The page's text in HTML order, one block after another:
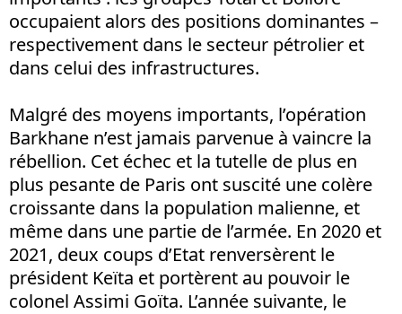
occupaient alors des positions dominantes –
respectivement dans le secteur pétrolier et
dans celui des infrastructures.
Malgré des moyens importants, l’opération
Barkhane n’est jamais parvenue à vaincre la
rébellion. Cet échec et la tutelle de plus en
plus pesante de Paris ont suscité une colère
croissante dans la population malienne, et
même dans une partie de l’armée. En 2020 et
2021, deux coups d’Etat renversèrent le
président Keïta et portèrent au pouvoir le
colonel Assimi Goïta. L’année suivante, le